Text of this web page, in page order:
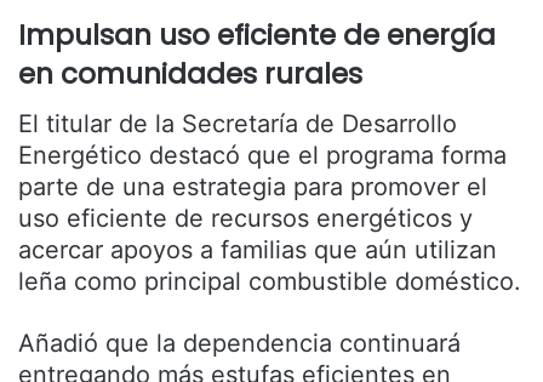
Impulsan uso eficiente de energía
en comunidades rurales
El titular de la Secretaría de Desarrollo
Energético destacó que el programa forma
parte de una estrategia para promover el
uso eficiente de recursos energéticos y
acercar apoyos a familias que aún utilizan
leña como principal combustible doméstico.
Añadió que la dependencia continuará
entregando más estufas eficientes en